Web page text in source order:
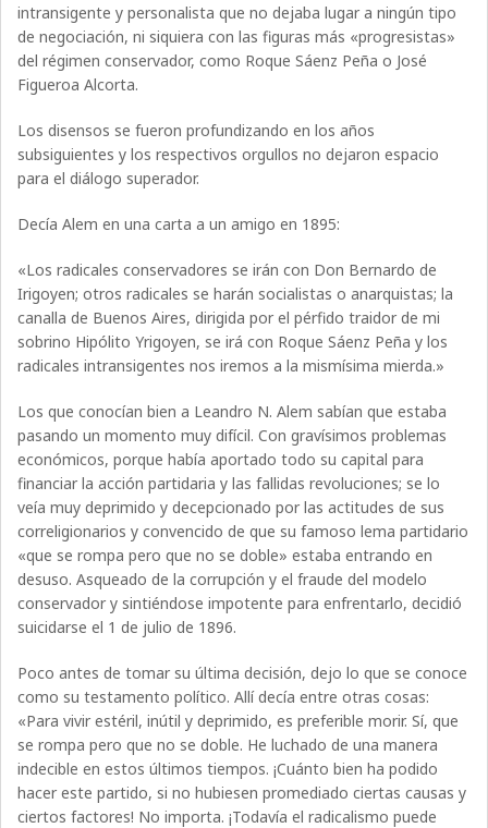
intransigente y personalista que no dejaba lugar a ningún tipo
de negociación, ni siquiera con las figuras más «progresistas»
del régimen conservador, como Roque Sáenz Peña o José
Figueroa Alcorta.
Los disensos se fueron profundizando en los años
subsiguientes y los respectivos orgullos no dejaron espacio
para el diálogo superador.
Decía Alem en una carta a un amigo en 1895:
«Los radicales conservadores se irán con Don Bernardo de
Irigoyen; otros radicales se harán socialistas o anarquistas; la
canalla de Buenos Aires, dirigida por el pérfido traidor de mi
sobrino Hipólito Yrigoyen, se irá con Roque Sáenz Peña y los
radicales intransigentes nos iremos a la mismísima mierda.»
Los que conocían bien a Leandro N. Alem sabían que estaba
pasando un momento muy difícil. Con gravísimos problemas
económicos, porque había aportado todo su capital para
financiar la acción partidaria y las fallidas revoluciones; se lo
veía muy deprimido y decepcionado por las actitudes de sus
correligionarios y convencido de que su famoso lema partidario
«que se rompa pero que no se doble» estaba entrando en
desuso. Asqueado de la corrupción y el fraude del modelo
conservador y sintiéndose impotente para enfrentarlo, decidió
suicidarse el 1 de julio de 1896.
Poco antes de tomar su última decisión, dejo lo que se conoce
como su testamento político. Allí decía entre otras cosas:
«Para vivir estéril, inútil y deprimido, es preferible morir. Sí, que
se rompa pero que no se doble. He luchado de una manera
indecible en estos últimos tiempos. ¡Cuánto bien ha podido
hacer este partido, si no hubiesen promediado ciertas causas y
ciertos factores! No importa. ¡Todavía el radicalismo puede